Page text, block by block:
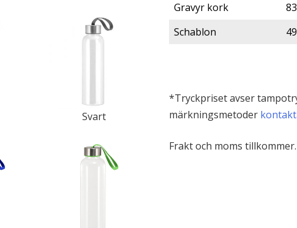
Svart
Gravyr kork
Schablon
*Tryckpriset avser
märkningsmetoder
Frakt och moms